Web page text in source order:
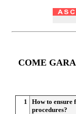
COME
1
How to ensure
procedures?